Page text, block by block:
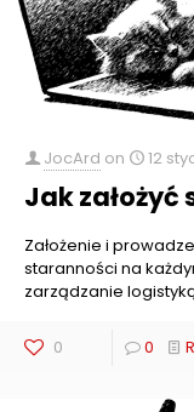
JocArd on 12
Jak
Założenie i
staranności na
zarządzanie
0 0